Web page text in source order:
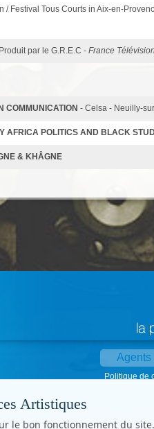
/ Festival Tous Courts in Aix-en-
par le G.R.E.C - France Télévision
COMMUNICATION - Celsa - Neuilly-
AFRICA POLITICS AND BLACK
& KHÂGNE
Agents
Politique de
Artistiques
le bon fonctionnement du